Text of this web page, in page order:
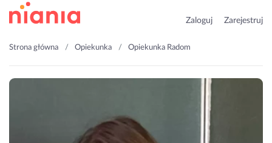
Zaloguj Zarejestruj
Strona główna Opiekunka Opiekunka Radom